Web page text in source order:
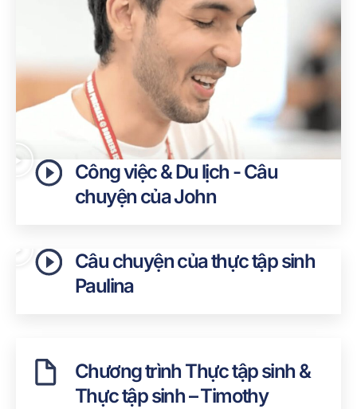
Công việc & Du lịch - Câu
chuyện của John
Câu chuyện của thực tập sinh
Paulina
Chương trình Thực tập sinh &
Thực tập sinh – Timothy